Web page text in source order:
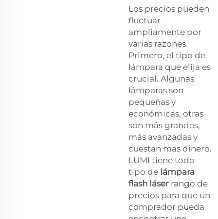
Los precios pueden
fluctuar
ampliamente por
varias razones.
Primero, el tipo de
lámpara que elija es
crucial. Algunas
lámparas son
pequeñas y
económicas, otras
son más grandes,
más avanzadas y
cuestan más dinero.
LUMI tiene todo
tipo de lámpara
flash láser rango de
precios para que un
comprador pueda